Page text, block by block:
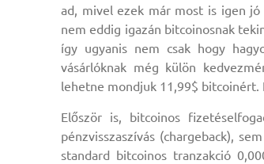
ad, mivel ezek már most is igen jó
nem eddig igazán bitcoinosnak
így ugyanis nem csak hogy
vásárlóknak még külön
lehetne mondjuk 11,99$ bitcoinért.
Először is, bitcoinos
pénzvisszaszívás (chargeback),
standard bitcoinos tranzakció